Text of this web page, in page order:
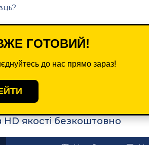
ГОТОВИЙ!
до нас прямо зараз!
якості безкоштовно